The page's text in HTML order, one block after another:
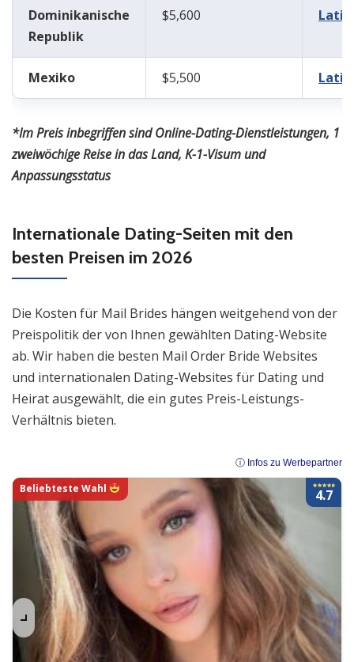
Dominikanische
Republik
$5,600
Mexiko $5,500
*Im Preis inbegriffen sind Online-Dating-Dienstleistungen, 1
zweiwöchige Reise in das Land, K-1-Visum und
Anpassungsstatus
Internationale Dating-Seiten mit den
besten Preisen im 2026
Die Kosten für Mail Brides hängen weitgehend von der
Preispolitik der von Ihnen gewählten Dating-Website
ab. Wir haben die besten Mail Order Bride Websites
und internationalen Dating-Websites für Dating und
Heirat ausgewählt, die ein gutes Preis-Leistungs-
Verhältnis bieten.
ⓘ Infos zu Werbepartner
4.7
Beliebteste Wahl